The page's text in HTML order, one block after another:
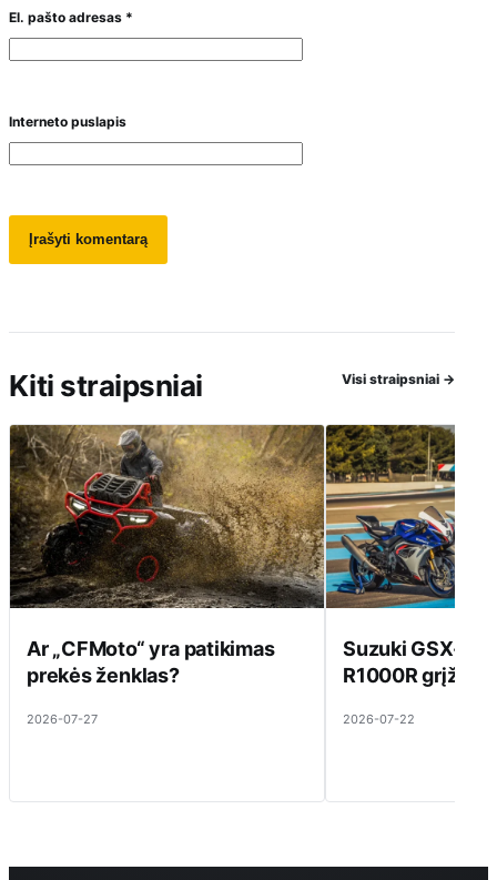
El. pašto adresas *
Interneto puslapis
Kiti straipsniai Visi straipsniai →
Ar „CFMoto“ yra patikimas
prekės ženklas?
2026-07-27
Suzuki GSX-
R1000R grįžta į
2026-07-22